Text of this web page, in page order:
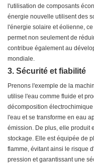
l'utilisation de composants
énergie nouvelle utilisent des
l'énergie solaire et éolienne,
permet non seulement de
contribue également au
mondiale.
3. Sécurité et fiabilité
Prenons l'exemple de la
utilise l'eau comme fluide et
décomposition
l'eau et se transforme en eau
émission. De plus, elle produit
stockage. Elle est équipée de
flamme, évitant ainsi le risque
pression et garantissant une